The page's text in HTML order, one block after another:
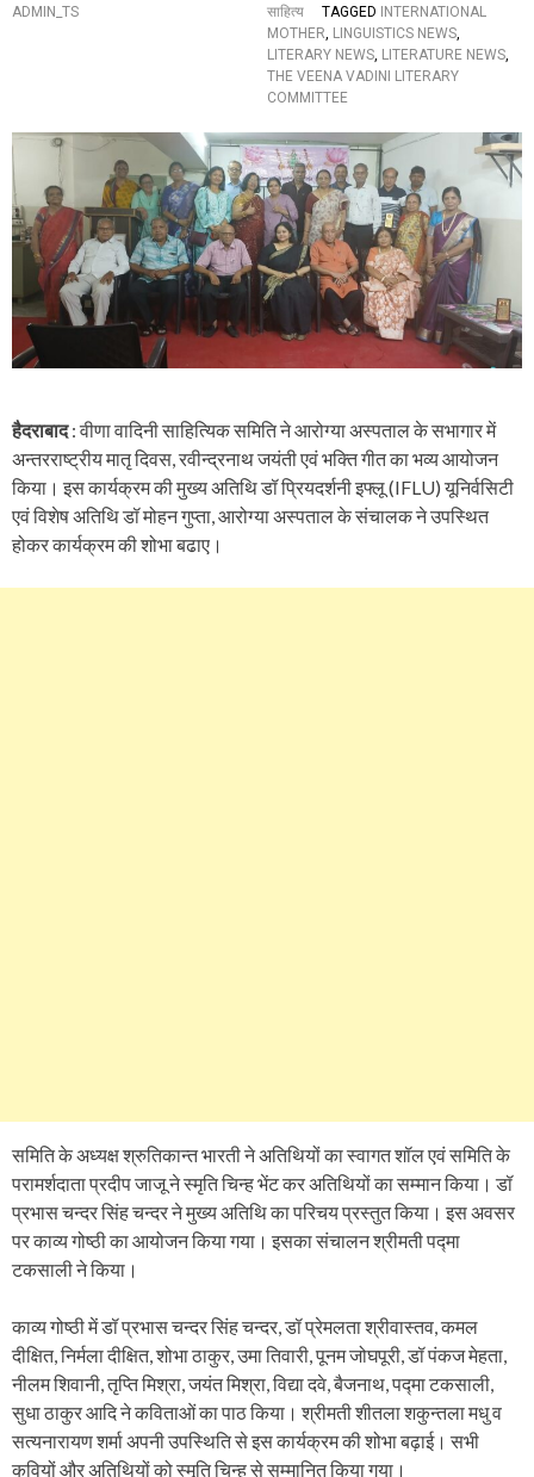
ADMIN_TS
साहित्य
TAGGED
INTERNATIONAL
MOTHER, LINGUISTICS NEWS,
LITERARY NEWS, LITERATURE NEWS,
THE VEENA VADINI LITERARY
COMMITTEE
हैदराबाद: वीणा वादिनी साहित्यिक समिति ने आरोग्या अस्पताल के सभागार में
अन्तरराष्ट्रीय मातृ दिवस, रवीन्द्रनाथ जयंती एवं भक्ति गीत का भव्य आयोजन
किया। इस कार्यक्रम की मुख्य अतिथि डॉ प्रियदर्शनी इफ्लू (IFLU) यूनिर्वसिटी
एवं विशेष अतिथि डॉ मोहन गुप्ता, आरोग्या अस्पताल के संचालक ने उपस्थित
होकर कार्यक्रम की शोभा बढाए।
समिति के अध्यक्ष श्रुतिकान्त भारती ने अतिथियों का स्वागत शॉल एवं समिति के
परामर्शदाता प्रदीप जाजू ने स्मृति चिन्ह भेंट कर अतिथियों का सम्मान किया। डॉ
प्रभास चन्दर सिंह चन्दर ने मुख्य अतिथि का परिचय प्रस्तुत किया। इस अवसर
पर काव्य गोष्ठी का आयोजन किया गया। इसका संचालन श्रीमती पद्मा
टकसाली ने किया।
काव्य गोष्ठी में डॉ प्रभास चन्दर सिंह चन्दर, डॉ प्रेमलता श्रीवास्तव, कमल
दीक्षित, निर्मला दीक्षित, शोभा ठाकुर, उमा तिवारी, पूनम जोघपूरी, डॉ पंकज मेहता,
नीलम शिवानी, तृप्ति मिश्रा, जयंत मिश्रा, विद्या दवे, बैजनाथ, पद्मा टकसाली,
सुधा ठाकुर आदि ने कविताओं का पाठ किया। श्रीमती शीतला शकुन्तला मधु व
सत्यनारायण शर्मा अपनी उपस्थिति से इस कार्यक्रम की शोभा बढ़ाई। सभी
कवियों और अतिथियों को स्मृति चिन्ह से सम्मानित किया गया।